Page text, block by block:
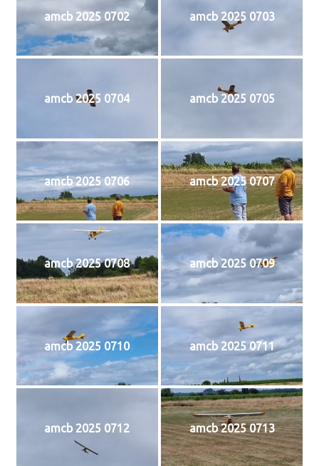
amcb 2025 0702 amcb 2025 0703
amcb 2025 0704 amcb 2025 0705
amcb 2025 0706 amcb 2025 0707
amcb 2025 0708 amcb 2025 0709
amcb 2025 0710 amcb 2025 0711
amcb 2025 0712 amcb 2025 0713